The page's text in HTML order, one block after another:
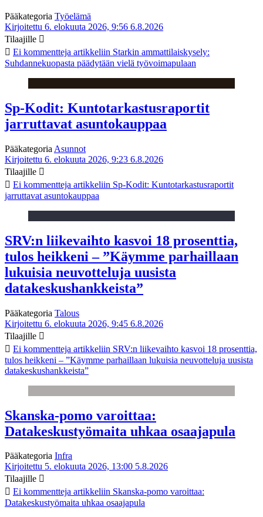
Pääkategoria Työelämä
Kirjoitettu 6. elokuuta 2026, 9:56 6.8.2026
Tilaajille
Ei kommentteja artikkeliin Starkin ammattilaiskysely:
Suhdannekuopasta päädytään vielä työvoimapulaan
Sp-Kodit: Kuntotarkastusraportit
jarruttavat asuntokauppaa
Pääkategoria Asunnot
Kirjoitettu 6. elokuuta 2026, 9:23 6.8.2026
Tilaajille
Ei kommentteja artikkeliin Sp-Kodit: Kuntotarkastusraportit
jarruttavat asuntokauppaa
SRV:n liikevaihto kasvoi 18 prosenttia,
tulos heikkeni – ”Käymme parhaillaan
lukuisia neuvotteluja uusista
datakeskushankkeista”
Pääkategoria Talous
Kirjoitettu 6. elokuuta 2026, 9:45 6.8.2026
Tilaajille
Ei kommentteja artikkeliin SRV:n liikevaihto kasvoi 18 prosenttia,
tulos heikkeni – ”Käymme parhaillaan lukuisia neuvotteluja uusista
datakeskushankkeista”
Skanska-pomo varoittaa:
Datakeskustyömaita uhkaa osaajapula
Pääkategoria Infra
Kirjoitettu 5. elokuuta 2026, 13:00 5.8.2026
Tilaajille
Ei kommentteja artikkeliin Skanska-pomo varoittaa:
Datakeskustyömaita uhkaa osaajapula